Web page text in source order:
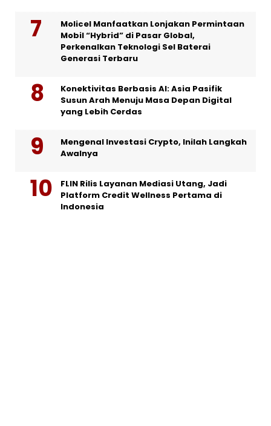
Molicel Manfaatkan Lonjakan Permintaan
Mobil “Hybrid” di Pasar Global,
Perkenalkan Teknologi Sel Baterai
Generasi Terbaru
Konektivitas Berbasis AI: Asia Pasifik
Susun Arah Menuju Masa Depan Digital
yang Lebih Cerdas
Mengenal Investasi Crypto, Inilah Langkah
Awalnya
FLIN Rilis Layanan Mediasi Utang, Jadi
Platform Credit Wellness Pertama di
Indonesia